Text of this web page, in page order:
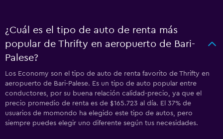
¿Cuál es el tipo de auto de renta más
popular de Thrifty en aeropuerto de Bari-
Palese?
Los Economy son el tipo de auto de renta favorito de Thrifty en
aeropuerto de Bari-Palese. Es un tipo de auto popular entre
conductores, por su buena relación calidad-precio, ya que el
precio promedio de renta es de $165.723 al día. El 37% de
usuarios de momondo ha elegido este tipo de autos, pero
siempre puedes elegir uno diferente según tus necesidades.